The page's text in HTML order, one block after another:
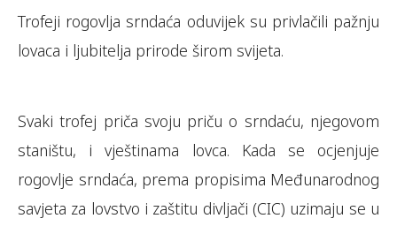
Trofeji rogovlja srndaća oduvijek su privlačili pažnju
lovaca i ljubitelja prirode širom svijeta.
Svaki trofej priča svoju priču o srndaću, njegovom
staništu, i vještinama lovca. Kada se ocjenjuje
rogovlje srndaća, prema propisima Međunarodnog
savjeta za lovstvo i zaštitu divljači (CIC) uzimaju se u